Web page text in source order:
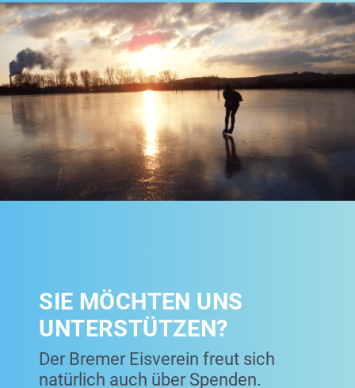
SIE MÖCHTEN UNS
UNTERSTÜTZEN?
Der Bremer Eisverein freut sich
natürlich auch über Spenden.